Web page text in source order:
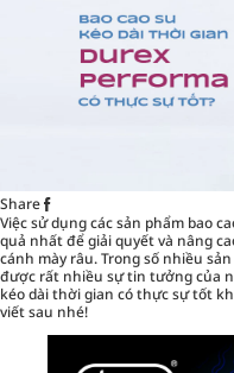
Share
Việc sử dụng các sản phẩm bao
quả nhất để giải quyết và nâng
cánh mày râu. Trong số nhiều
được rất nhiều sự tin tưởng của
kéo dài thời gian có thực sự tốt
viết sau nhé!